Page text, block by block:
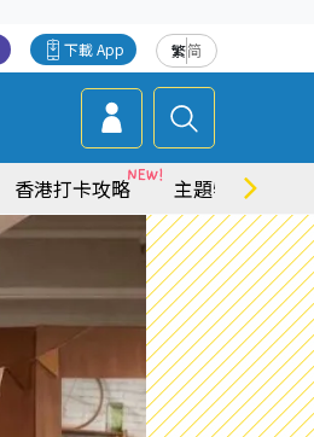
繁简
下載 App
香港打卡攻略 主題特集